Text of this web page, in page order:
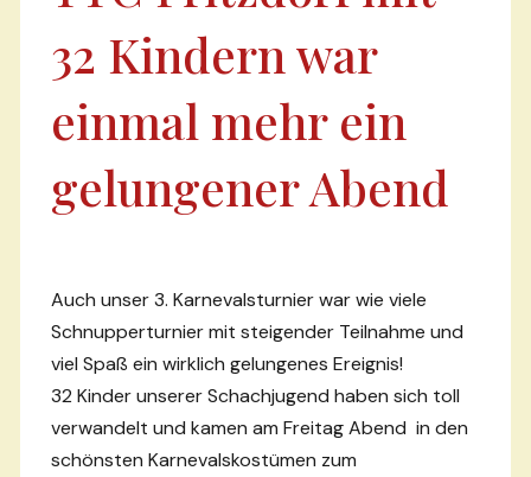
32 Kindern war
einmal mehr ein
gelungener Abend
Auch unser 3. Karnevalsturnier war wie viele
Schnupperturnier mit steigender Teilnahme und
viel Spaß ein wirklich gelungenes Ereignis!
32 Kinder unserer Schachjugend haben sich toll
verwandelt und kamen am Freitag Abend in den
schönsten Karnevalskostümen zum